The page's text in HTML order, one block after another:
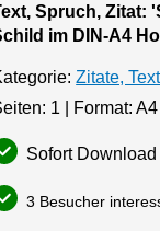
Spruch, Zitat:
im DIN-A4
Zitate,
1 | Format:
Sofort
3 Besucher